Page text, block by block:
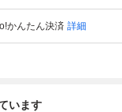
かんたん決済 詳細
います